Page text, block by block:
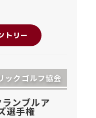
トリー
ックゴルフ協会
ンブルア
選手権